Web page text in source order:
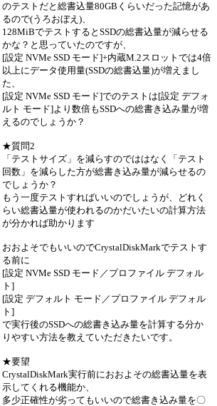
のテストだと総書込量80GBくらいだった記憶があ
るので(うろおぼえ)、
128MiBでテストするとSSDの総書込量が減らせる
かな？と思っていたのですが、
[設定 NVMe SSD モード]+内蔵M.2スロットでは4倍
以上にデータ使用量(SSDの総書込量)が増えまし
た、
[設定 NVMe SSD モード]でのテストは[設定 デフォ
ルト モード]より数倍もSSDへの総書き込み量が増
えるのでしょうか？
★質問2
「テストサイズ」を減らすのでははなく「テスト
回数」を減らした方が総書き込み量が減らせるの
でしょうか？
もう一度テストすればいいのでしょうが、どれく
らい総書込量が使われるのかだいたいの計算方法
が分かれば助かります
おおよそでもいいのでCrystalDiskMarkでテストす
る前に
[設定 NVMe SSD モード／プロファイル デフォル
ト]
[設定 デフォルト モード／プロファイル デフォル
ト]
で実行後のSSDへの総書き込み量を計算する分か
りやすい方法を教えていただきたいです。
★要望
CrystalDiskMark実行前におおよその総書込量を表
示してくれる機能か、
多少正確性が劣ってもいいので総書き込み量を〇